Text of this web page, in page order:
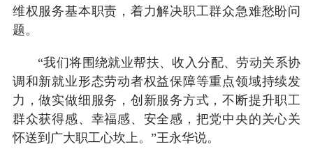
维权服务基本职责，着力解决职工群众急难愁盼问
题。
“我们将围绕就业帮扶、收入分配、劳动关系协
调和新就业形态劳动者权益保障等重点领域持续发
力，做实做细服务，创新服务方式，不断提升职工
群众获得感、幸福感、安全感，把党中央的关心关
怀送到广大职工心坎上。”王永华说。